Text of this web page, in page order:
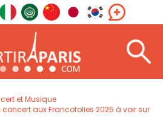
et Musique
aux Francofolies 2025 à voir sur